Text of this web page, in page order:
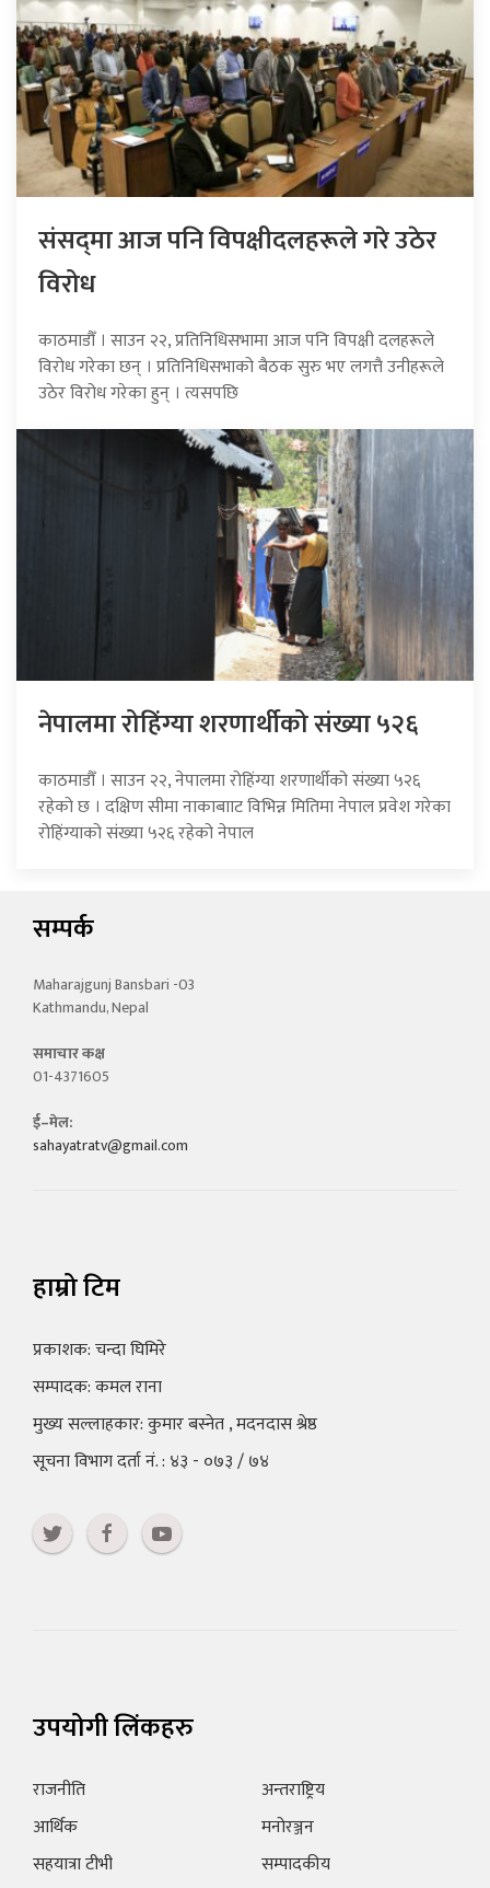
संसद्‍मा आज पनि विपक्षीदलहरूले गरे उठेर
विरोध
काठमाडौँ । साउन २२, प्रतिनिधिसभामा आज पनि विपक्षी दलहरूले
विरोध गरेका छन् । प्रतिनिधिसभाको बैठक सुरु भए लगत्तै उनीहरूले
उठेर विरोध गरेका हुन् । त्यसपछि
नेपालमा रोहिंग्या शरणार्थीको संख्या ५२६
काठमाडौँ । साउन २२, नेपालमा रोहिंग्या शरणार्थीको संख्या ५२६
रहेको छ । दक्षिण सीमा नाकाबााट विभिन्न मितिमा नेपाल प्रवेश गरेका
रोहिंग्याको संख्या ५२६ रहेको नेपाल
सम्पर्क
Maharajgunj Bansbari -03
Kathmandu, Nepal
समाचार कक्ष
01-4371605
ई–मेल:
sahayatratv@gmail.com
हाम्रो टिम
प्रकाशक: चन्दा घिमिरे
सम्पादक: कमल राना
मुख्य सल्लाहकार: कुमार बस्नेत , मदनदास श्रेष्ठ
सूचना विभाग दर्ता नं. : ४३ - ०७३ / ७४
उपयोगी लिंकहरु
राजनीति
आर्थिक
सहयात्रा टीभी
अन्तराष्ट्रिय
मनोरञ्जन
सम्पादकीय